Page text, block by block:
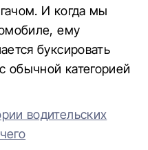
И когда мы
ему
буксировать
обычной категорией
водительских